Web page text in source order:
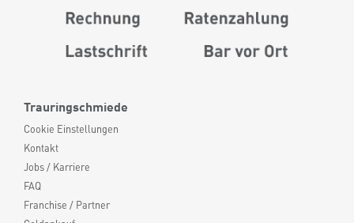
Trauringschmiede
Cookie Einstellungen
Kontakt
Jobs / Karriere
FAQ
Franchise / Partner